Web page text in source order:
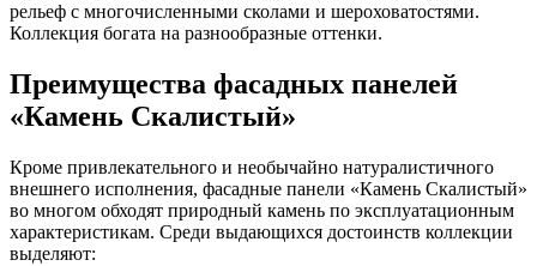
рельеф с многочисленными сколами и шероховатостями.
Коллекция богата на разнообразные оттенки.
Преимущества фасадных панелей
«Камень Скалистый»
Кроме привлекательного и необычайно натуралистичного
внешнего исполнения, фасадные панели «Камень Скалистый»
во многом обходят природный камень по эксплуатационным
характеристикам. Среди выдающихся достоинств коллекции
выделяют: